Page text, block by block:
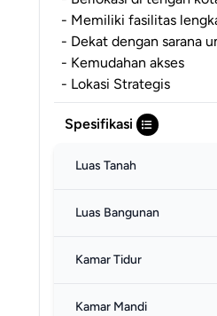
- Memiliki fasilitas
- Dekat dengan sarana
- Kemudahan akses
- Lokasi Strategis
Spesifikasi
Luas Tanah
Luas Bangunan
Kamar Tidur
Kamar Mandi